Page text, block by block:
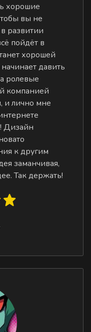
хорошие
вы не
развитии
пойдёт в
хорошей
давить
ролевые
компанией
и лично мне
Дизайн
к другим
заманчивая,
Так держать!